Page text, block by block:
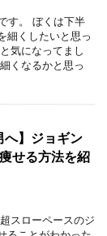
す。 ぼくは下半
細くしたいと思っ
気になってまし
くなるかと思っ
へ】ジョギン
せる方法を紹
スローペースのジ